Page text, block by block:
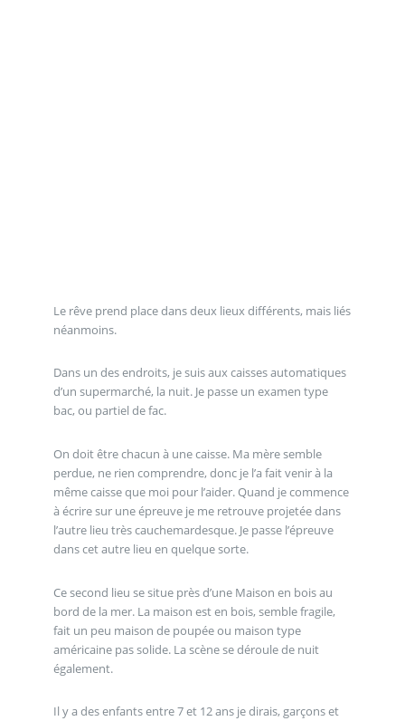
Le rêve prend place dans deux lieux différents, mais liés
néanmoins.
Dans un des endroits, je suis aux caisses automatiques
d’un supermarché, la nuit. Je passe un examen type
bac, ou partiel de fac.
On doit être chacun à une caisse. Ma mère semble
perdue, ne rien comprendre, donc je l’a fait venir à la
même caisse que moi pour l’aider. Quand je commence
à écrire sur une épreuve je me retrouve projetée dans
l’autre lieu très cauchemardesque. Je passe l’épreuve
dans cet autre lieu en quelque sorte.
Ce second lieu se situe près d’une Maison en bois au
bord de la mer. La maison est en bois, semble fragile,
fait un peu maison de poupée ou maison type
américaine pas solide. La scène se déroule de nuit
également.
Il y a des enfants entre 7 et 12 ans je dirais, garçons et